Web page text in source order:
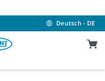
Deutsch - DE